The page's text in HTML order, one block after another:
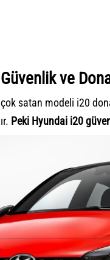
ve
çok satan modeli i20
Peki Hyundai i20